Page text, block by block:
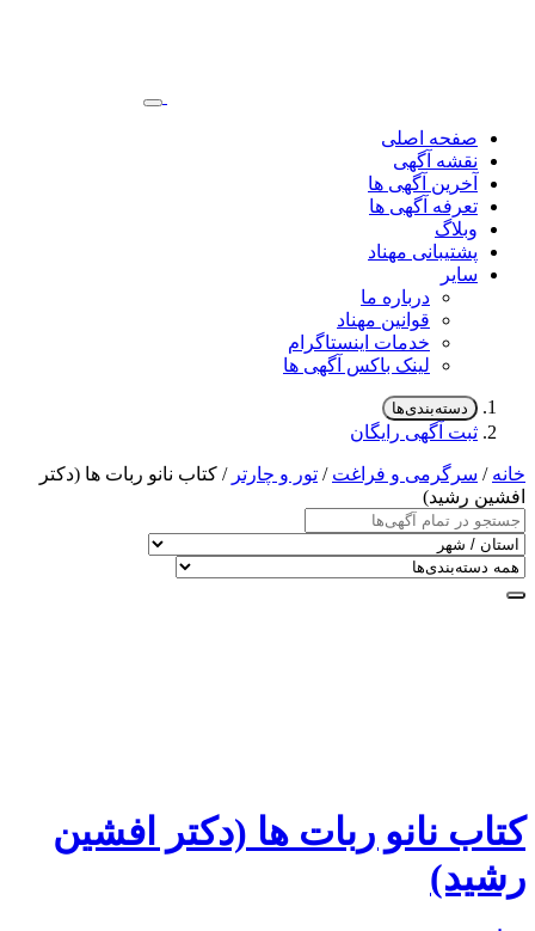
صفحه اصلی
نقشه آگهی
آخرین آگهی ها
تعرفه آگهی ها
وبلاگ
پشتیبانی مهناد
سایر
درباره ما
قوانین مهناد
خدمات اینستاگرام
لینک باکس آگهی ها
دسته‌بندی‌ها
ثبت آگهی رایگان
خانه/ سرگرمی و فراغت/ تور و چارتر / کتاب نانو ربات ها (دکتر
افشین رشید)
کتاب نانو ربات ها (دکتر افشین
رشید)